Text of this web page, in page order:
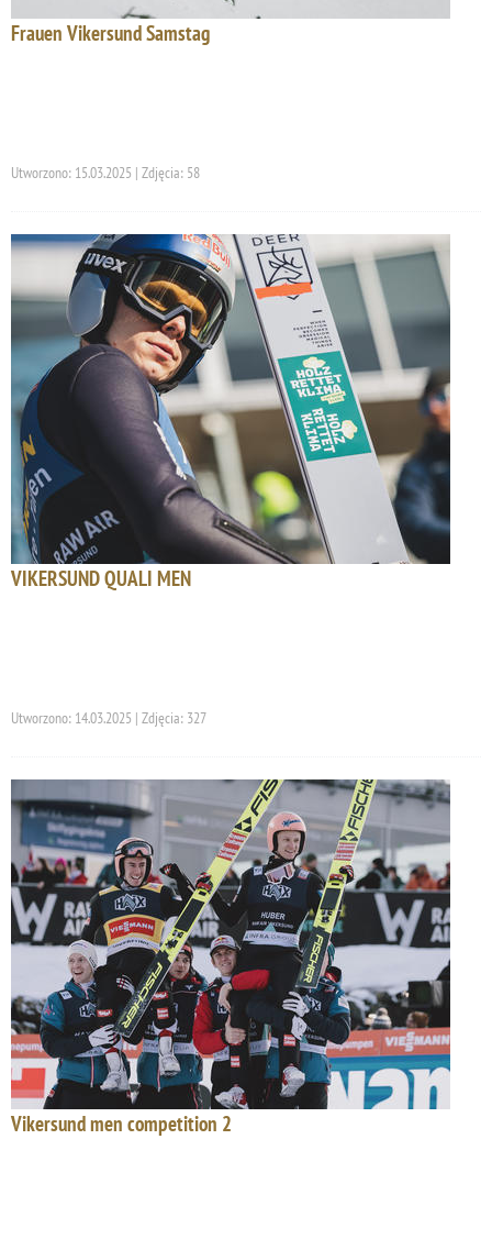
Frauen Vikersund Samstag
Utworzono: 15.03.2025 | Zdjęcia: 58
VIKERSUND QUALI MEN
Utworzono: 14.03.2025 | Zdjęcia: 327
Vikersund men competition 2